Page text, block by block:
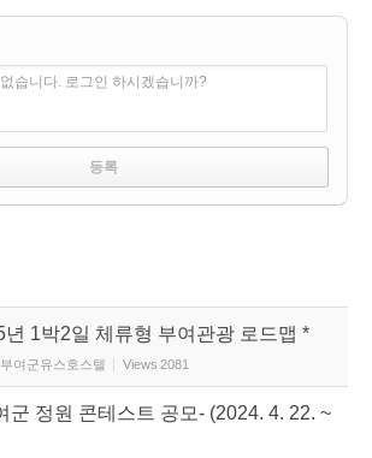
습니다. 로그인 하시겠습니까?
년 1박2일 체류형 부여관광 로드맵 *
부여군유스호스텔 Views 2081
군 정원 콘테스트 공모- (2024. 4. 22. ~